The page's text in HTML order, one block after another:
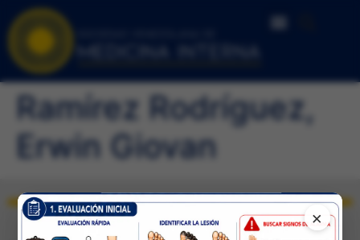
Ramírez Rodríguez,
Erwin Giovan
×